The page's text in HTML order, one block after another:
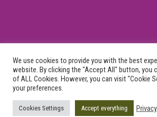
General Commercial Register Number
GA Plastic Surgery © 2015 - 2025 - All Rights
We use cookies to provide you with the best
website. By clicking the "Accept All" button, you
of ALL Cookies. However, you can visit "Cookie
your preferences.
Cookies Settings Accept everything